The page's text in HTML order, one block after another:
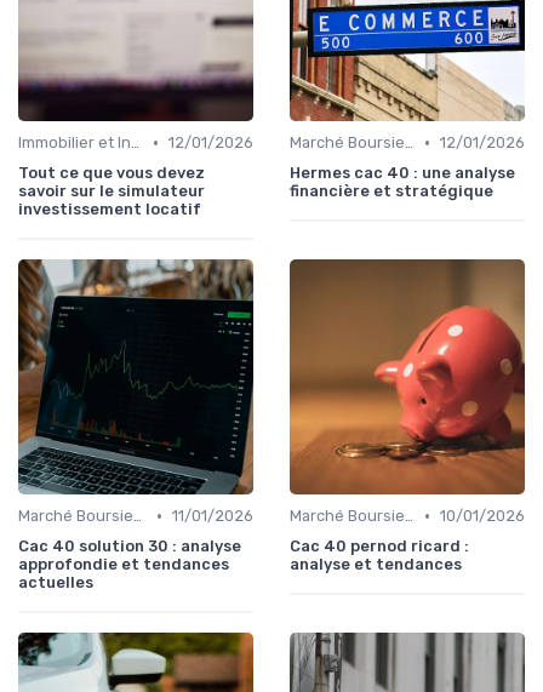
Immobilier et Investissements Locatifs • 12/01/2026
Tout ce que vous devez
savoir sur le simulateur
investissement locatif
Marché Boursier et Fonds d'Investissement • 12/01/2026
Hermes cac 40 : une analyse
financière et stratégique
Marché Boursier et Fonds d'Investissement • 11/01/2026
Cac 40 solution 30 : analyse
approfondie et tendances
actuelles
Marché Boursier et Fonds d'Investissement • 10/01/2026
Cac 40 pernod ricard :
analyse et tendances